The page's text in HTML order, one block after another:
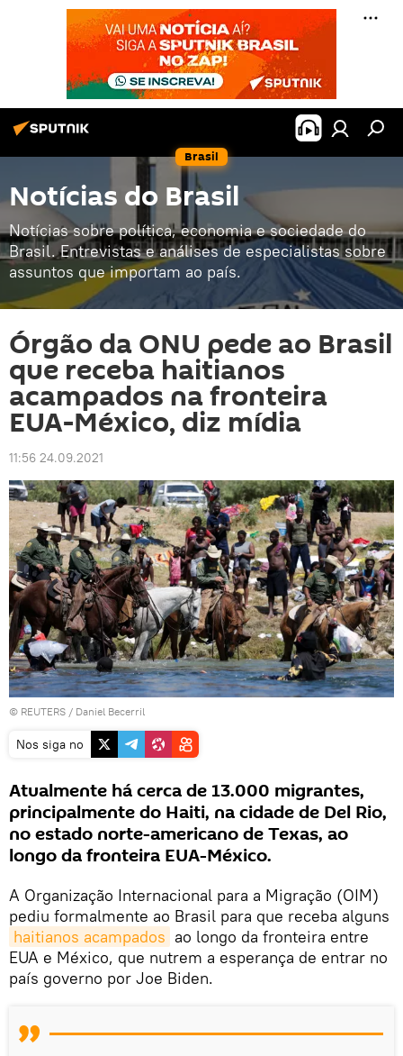
Brasil
Notícias do Brasil
Notícias sobre política, economia e sociedade do
Brasil. Entrevistas e análises de especialistas sobre
assuntos que importam ao país.
Órgão da ONU pede ao Brasil
que receba haitianos
acampados na fronteira
EUA-México, diz mídia
11:56 24.09.2021
© REUTERS / Daniel Becerril
Nos siga no
Atualmente há cerca de 13.000 migrantes,
principalmente do Haiti, na cidade de Del Rio,
no estado norte-americano de Texas, ao
longo da fronteira EUA-México.
A Organização Internacional para a Migração (OIM)
pediu formalmente ao Brasil para que receba alguns
haitianos acampados ao longo da fronteira entre
EUA e México, que nutrem a esperança de entrar no
país governo por Joe Biden.